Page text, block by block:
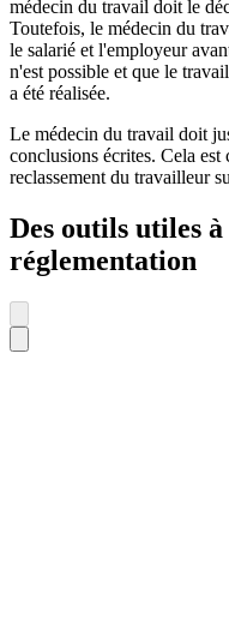
médecin du travail doit le
Toutefois, le médecin du
le salarié et l'employeur
n'est possible et que le
a été réalisée.
Le médecin du travail doit
conclusions écrites. Cela
reclassement du travailleur
Des outils utiles
réglementation